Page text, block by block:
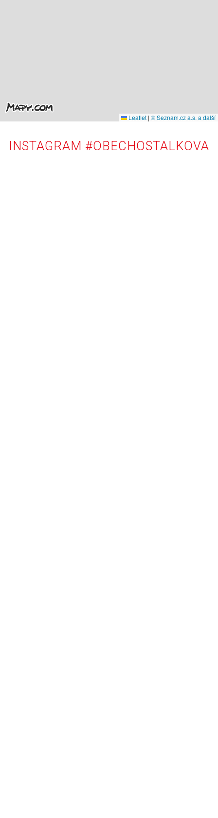
Leaflet | © Seznam.cz a.s. a další
INSTAGRAM #OBECHOSTALKOVA